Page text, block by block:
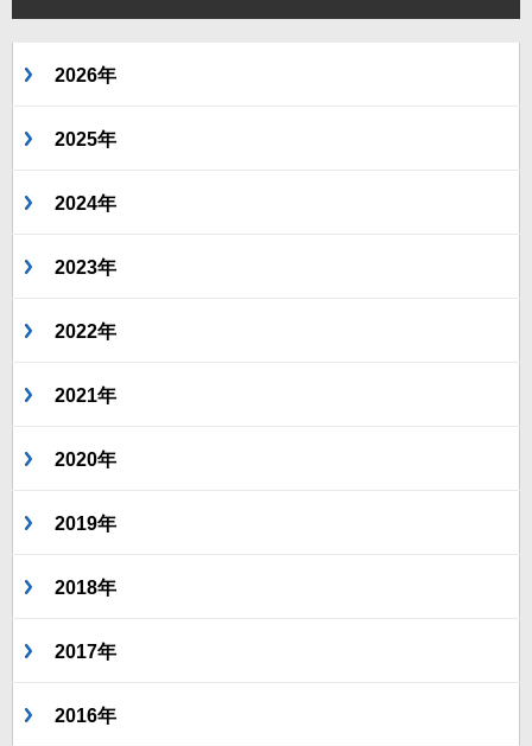
2026年
2025年
2024年
2023年
2022年
2021年
2020年
2019年
2018年
2017年
2016年